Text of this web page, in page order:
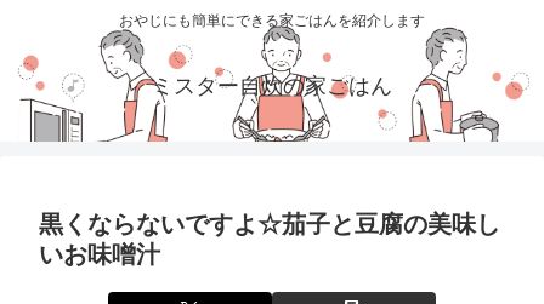
おやじにも簡単にできる家ごはんを紹介します
ミスター自炊の家ごはん
黒くならないですよ☆茄子と豆腐の美味し
いお味噌汁